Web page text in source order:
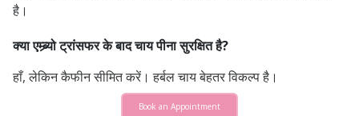
है।
क्या एम्ब्र्यो ट्रांसफर के बाद चाय पीना सुरक्षित है?
हाँ, लेकिन कैफीन सीमित करें। हर्बल चाय बेहतर विकल्प है।
Book an Appointment